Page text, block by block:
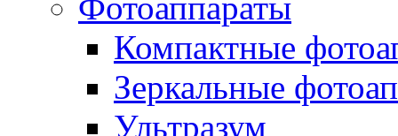
Фотоаппараты
Компактные
Зеркальные
Ультразум